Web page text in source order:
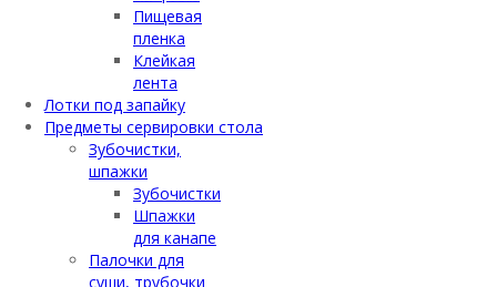
Пищевая
пленка
Клейкая
лента
Лотки под запайку
Предметы сервировки стола
Зубочистки,
шпажки
Зубочистки
Шпажки
для канапе
Палочки для
суши, трубочки